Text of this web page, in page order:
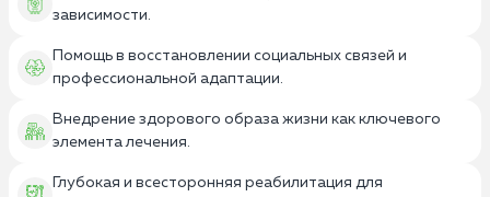
зависимости.
Помощь в восстановлении социальных связей и
профессиональной адаптации.
Внедрение здорового образа жизни как ключевого
элемента лечения.
Глубокая и всесторонняя реабилитация для